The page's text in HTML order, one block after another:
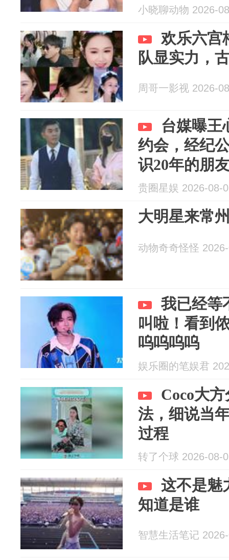
小晓聊动物 2026-
欢乐六宫
队显实力，
周哥一影视 2026-
台媒曝王
约会，经纪
识20年的朋
贵圈星娱 2026-08-
大明星来常
动物奇奇怪怪
我已经等
叫啦！看到侬好
呜呜呜呜
娱乐圈的笔娱君
Coco大
法，细说当
过程
转了个球 2026-08-
这不是魅
知道是谁
智慧生活笔记